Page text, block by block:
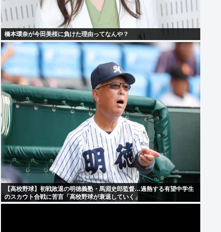
橋本環奈が今田美桜に負けた理由ってなんや？
【高校野球】初戦敗退の明徳義塾・馬淵史郎監督…過熱する有望中学生
のスカウト合戦に苦言「高校野球が衰退していく」